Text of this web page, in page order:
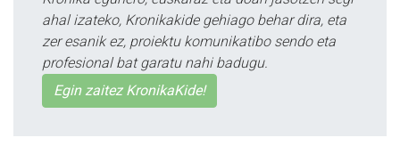
ahal izateko, Kronikakide gehiago behar dira, eta
zer esanik ez, proiektu komunikatibo sendo eta
profesional bat garatu nahi badugu.
Egin zaitez KronikaKide!